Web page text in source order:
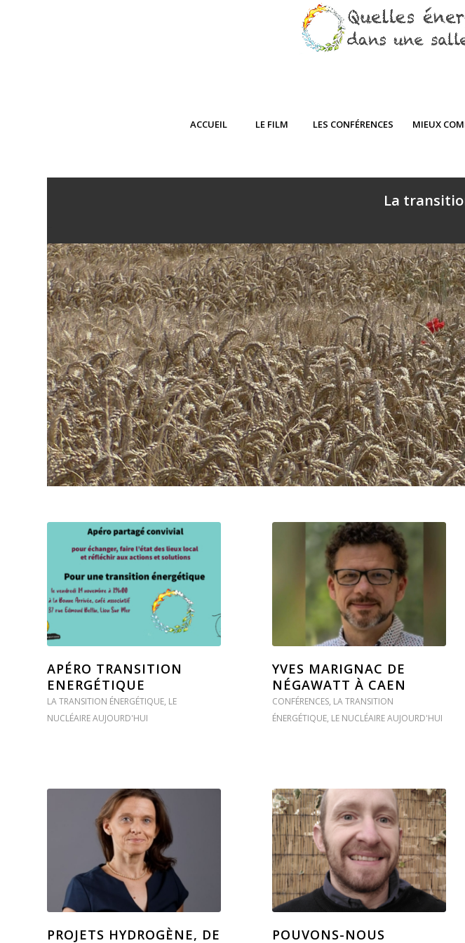
ACCUEIL LE FILM LES CONFÉRENCES MIEUX
La
APÉRO TRANSITION
ENERGÉTIQUE
LA TRANSITION ÉNERGÉTIQUE, LE
NUCLÉAIRE AUJOURD'HUI
YVES MARIGNAC DE
NÉGAWATT À CAEN
CONFÉRENCES, LA TRANSITION
ÉNERGÉTIQUE, LE NUCLÉAIRE AUJOURD'HUI
PROJETS HYDROGÈNE, DE
POUVONS-NOUS